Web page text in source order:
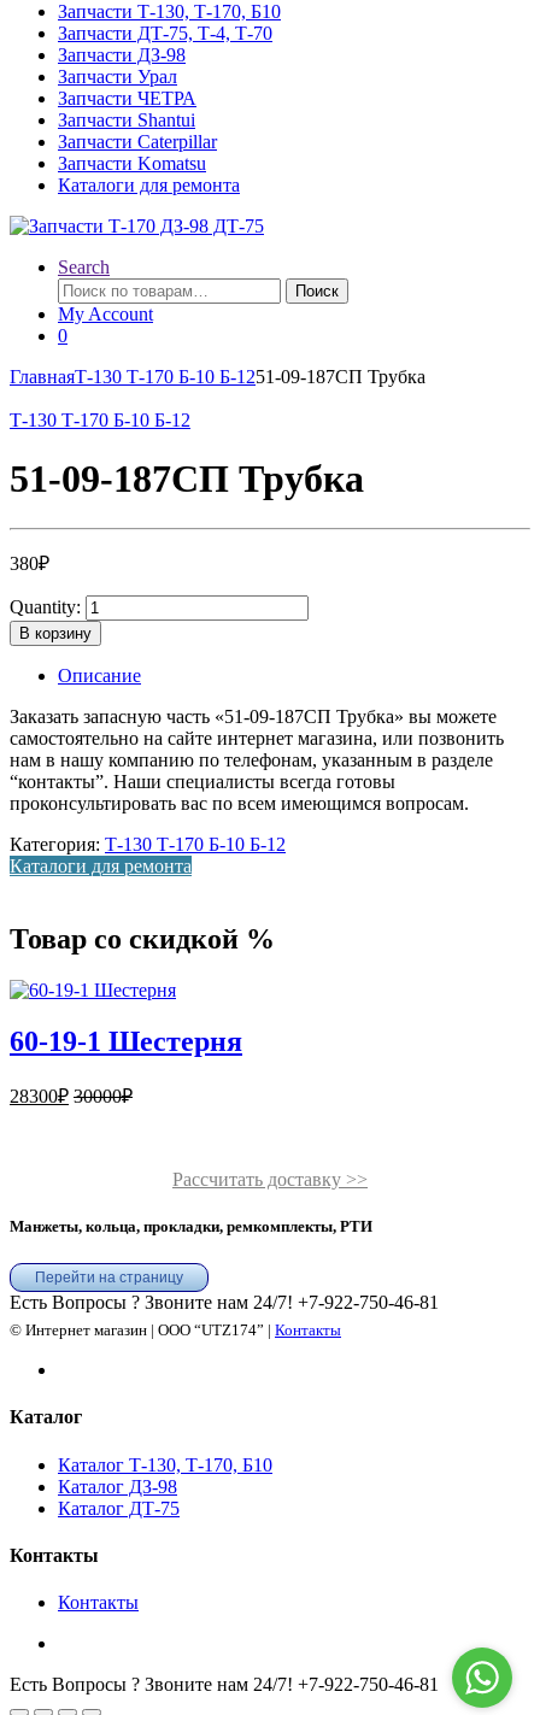
Запчасти Т-130, Т-170, Б10
Запчасти ДТ-75, Т-4, Т-70
Запчасти ДЗ-98
Запчасти Урал
Запчасти ЧЕТРА
Запчасти Shantui
Запчасти Caterpillar
Запчасти Komatsu
Каталоги для ремонта
Search
Искать:
Поиск
My Account
0
ГлавнаяТ-130 Т-170 Б-10 Б-1251-09-187СП Трубка
Т-130 Т-170 Б-10 Б-12
51-09-187СП Трубка
380₽
Quantity:
В корзину
Описание
Заказать запасную часть «51-09-187СП Трубка» вы можете
самостоятельно на сайте интернет магазина, или позвонить
нам в нашу компанию по телефонам, указанным в разделе
“контакты”. Наши специалисты всегда готовы
проконсультировать вас по всем имеющимся вопросам.
Категория: Т-130 Т-170 Б-10 Б-12
Каталоги для ремонта
Товар со скидкой %
60-19-1 Шестерня
28300₽ 30000₽
Рассчитать доставку >>
Манжеты, кольца, прокладки, ремкомплекты, РТИ
Перейти на страницу
Есть Вопросы ? Звоните нам 24/7! +7-922-750-46-81
© Интернет магазин | ООО “UTZ174” | Контакты
Каталог
Каталог Т-130, Т-170, Б10
Каталог ДЗ-98
Каталог ДТ-75
Контакты
Контакты
Есть Вопросы ? Звоните нам 24/7! +7-922-750-46-81